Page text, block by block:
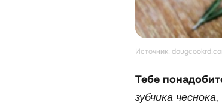
Источник:
Тебе
зубчика